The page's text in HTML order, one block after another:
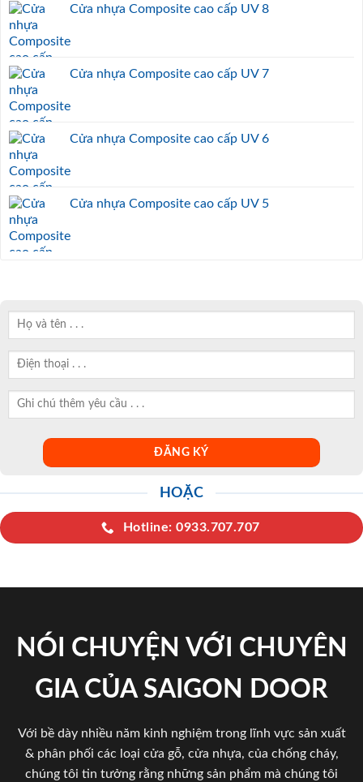
Cửa nhựa Composite cao cấp UV 8
Cửa nhựa Composite cao cấp UV 7
Cửa nhựa Composite cao cấp UV 6
Cửa nhựa Composite cao cấp UV 5
HOẶC
Hotline: 0933.707.707
NÓI CHUYỆN VỚI CHUYÊN
GIA CỦA SAIGON DOOR
Với bề dày nhiều năm kinh nghiệm trong lĩnh vực sản xuất
& phân phối các loại cửa gỗ, cửa nhựa, của chống cháy,
chúng tôi tin tưởng rằng những sản phẩm mà chúng tôi